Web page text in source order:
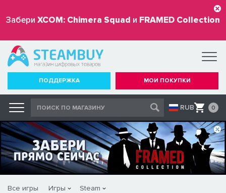
Забери XCOM: Chimera Squad и FRAMED Collection
бесплатно
ПОДДЕРЖКА МОИ ПОКУПКИ
RUB 0
Все игры Игры
Steam